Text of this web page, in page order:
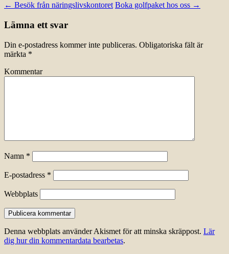
← Besök från näringslivskontoret Boka golfpaket hos oss →
Lämna ett svar
Din e-postadress kommer inte publiceras. Obligatoriska fält är
märkta *
Kommentar
Namn *
E-postadress *
Webbplats
Denna webbplats använder Akismet för att minska skräppost. Lär
dig hur din kommentardata bearbetas.